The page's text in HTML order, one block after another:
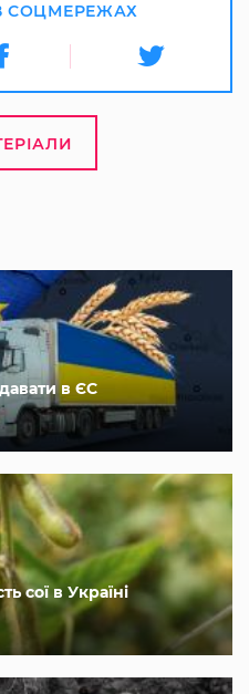
СОЦМЕРЕЖАХ
в ЄС
сої в Україні